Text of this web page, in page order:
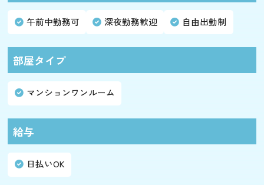
午前中勤務可 深夜勤務歓迎 自由出勤制
部屋タイプ
マンションワンルーム
給与
日払いOK